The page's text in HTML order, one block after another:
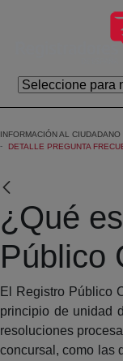
Skip to Main
INFORMACIÓN AL CIUDADANO
DETALLE PREGUNTA
¿Qué
Público
El Registro Público
principio de unidad
resoluciones
concursal, como las